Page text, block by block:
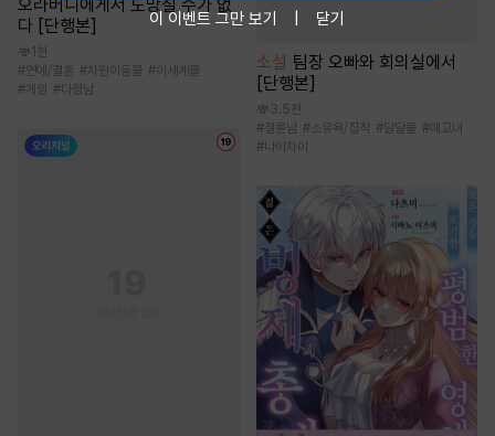
오라버니에게서 도망칠 수가 없
다 [단행본]
1천
#연애/결혼 #차원이동물 #이세계물
# 게임 #다정남
소설 팀장 오빠와 회의실에서
[단행본]
3.5천
#절륜남 #소유욕/집착 #달달물 #애교녀
#나이차이
이 이벤트 그만 보기 닫기